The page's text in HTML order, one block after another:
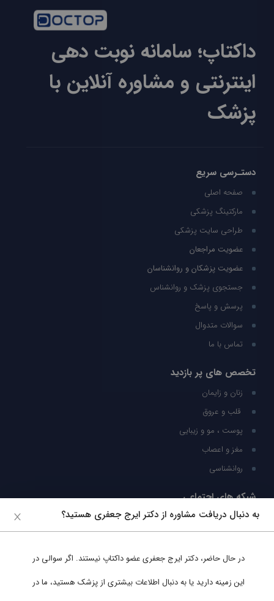
داکتاپ؛ سامانه نوبت دهی
اینترنتی و مشاوره آنلاین با
پزشک
دستـرسی سریع
صفحه اصلی
مارکتینگ پزشکی
طراحی سایت پزشکی
عضویت مراجعان
عضویت پزشکان و روانشناسان
جستجوی پزشک و روانشناس
پرسش و پاسخ
سوالات متدوال
تماس با ما
تخصص های پر بازدید
زنان و زایمان
قلب و عروق
پوست ، مو و زیبایی
مغز و اعصاب
روانشناسی
شبکه های اجتماعی
ما را در شبکه های اجتماعی دنبال کنید
به دنبال دریافت مشاوره از دکتر ایرج جعفری هستید؟
در حال حاضر، دکتر ایرج جعفریعضو داکتاپ نیستند. اگر سوالی در
این زمینه دارید یا به دنبال اطلاعات بیشتری از پزشک هستید، ما در